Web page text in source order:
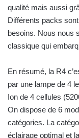
qualité mais aussi
Différents packs
besoins. Nous nous
classique qui
En résumé, la R4
par une lampe de 4
Ion de 4 cellules
On dispose de 6
catégories. La
éclairage optimal et